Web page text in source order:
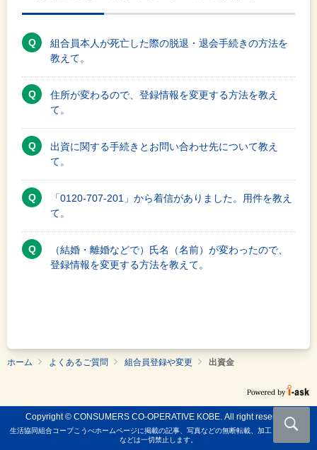
組合員本人が死亡した際の脱退・退会手続きの方法を
教えて。
住所が変わるので、登録情報を変更する方法を教え
て。
出資に関する手続きとお問い合わせ先について教え
て。
「0120-707-201」から着信がありました。用件を教え
て。
（結婚・離婚などで）氏名（名前）が変わったので、
登録情報を変更する方法を教えて。
ホーム よくあるご質問 組合員登録や変更 出資金
Copyright © CONSUMERS CO-OPERATIVE KOBE. All right reserved.
生活協同組合コープこうべホームページに掲載の記事、写真などの無断転載、加工しての使用
などは一切禁止します。